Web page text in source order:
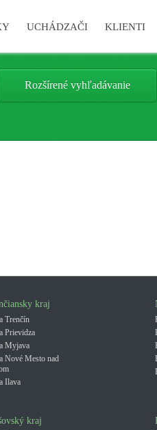
UCHÁDZAČI KLIENTI
Rozšírené vyhľadávanie
kraj
Trenčín
Prievidza
Myjava
Nové Mesto nad
Ilava
kraj